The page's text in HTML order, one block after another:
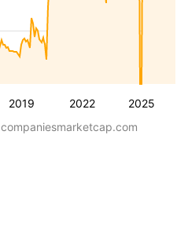
2019 2022 2025
companiesmarketcap.com